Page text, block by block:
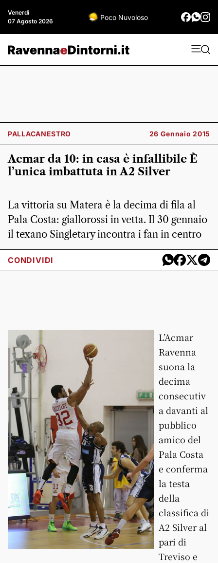
Venerdì
07 Agosto 2026
Poco Nuvoloso
PALLACANESTRO 26 Gennaio 2015
Acmar da 10: in casa è infallibile È
l’unica imbattuta in A2 Silver
La vittoria su Matera è la decima di fila al
Pala Costa: giallorossi in vetta. Il 30 gennaio
il texano Singletary incontra i fan in centro
CONDIVIDI
L’Acmar
Ravenna
suona la
decima
consecutiv
a davanti al
pubblico
amico del
Pala Costa
e conferma
la testa
della
classifica di
A2 Silver al
pari di
Treviso e